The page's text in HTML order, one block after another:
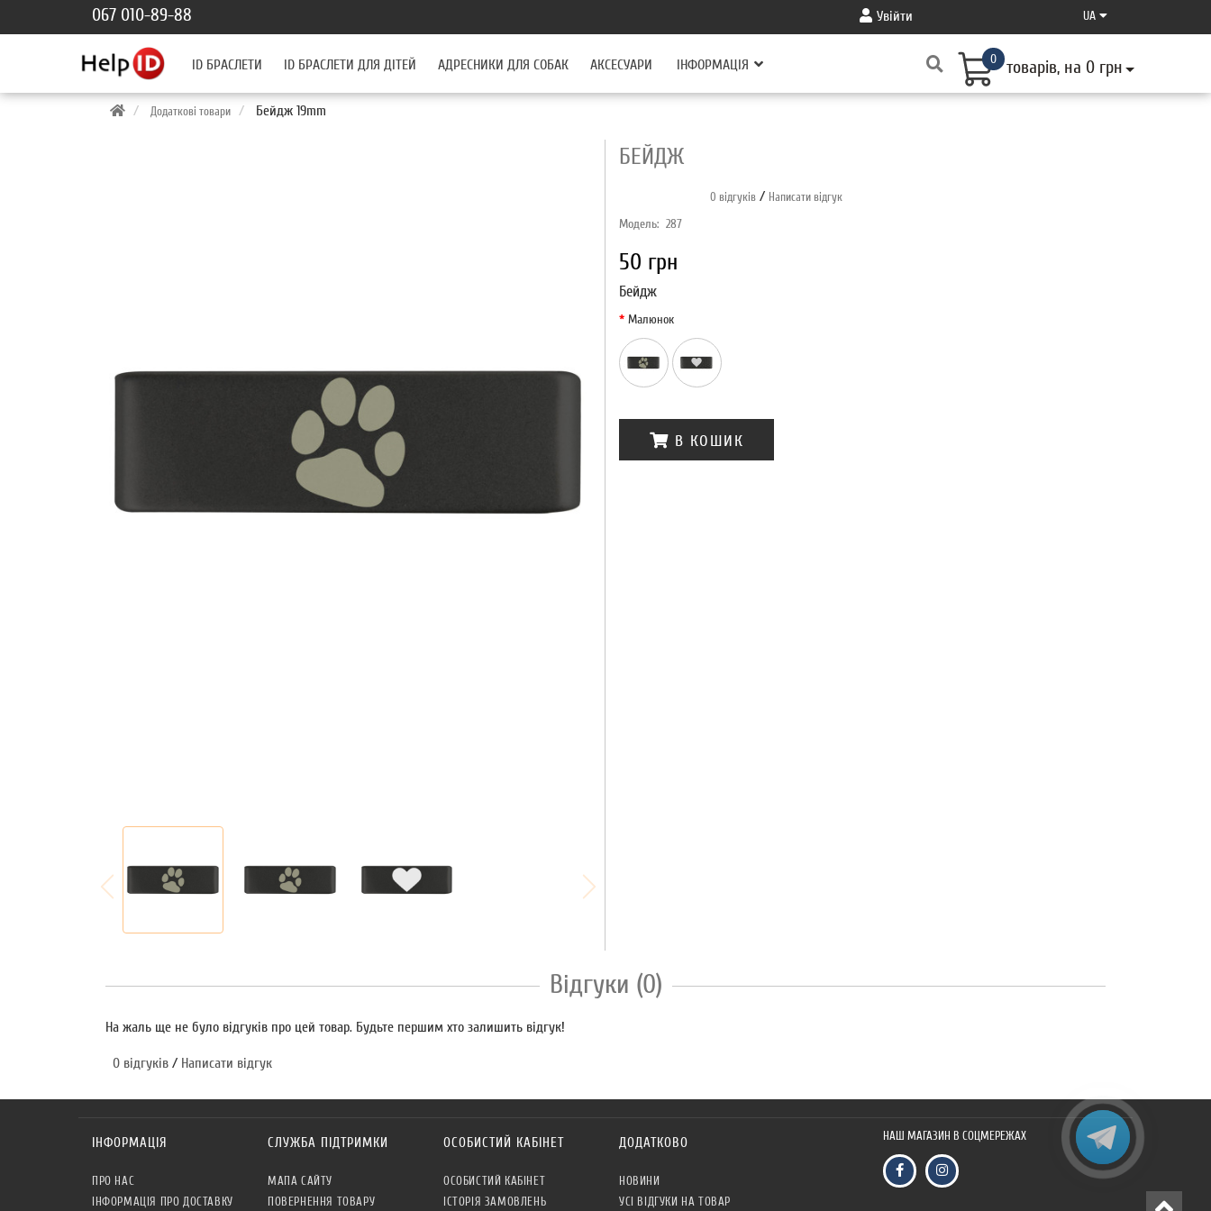
UA
067 010-89-88 Увійти
ID БРАСЛЕТИ ID БРАСЛЕТИ ДЛЯ ДІТЕЙ АДРЕСНИКИ ДЛЯ СОБАК АКСЕСУАРИ ІНФОРМАЦІЯ 0 товарів, на 0 грн
Додаткові товари Бейдж 19mm
БЕЙДЖ
0 відгуків / Написати відгук
Модель: 287
50 грн
Бейдж
Малюнок
В КОШИК
Відгуки (0)
На жаль ще не було відгуків про цей товар. Будьте першим хто залишить відгук!
0 відгуків / Написати відгук
ІНФОРМАЦІЯ
ПРО НАС
ІНФОРМАЦІЯ ПРО ДОСТАВКУ
СЛУЖБА ПІДТРИМКИ
МАПА САЙТУ
ПОВЕРНЕННЯ ТОВАРУ
ОСОБИСТИЙ КАБІНЕТ
ОСОБИСТИЙ КАБІНЕТ
ІСТОРІЯ ЗАМОВЛЕНЬ
ДОДАТКОВО
НОВИНИ
УСІ ВІДГУКИ НА ТОВАР
НАШ МАГАЗИН В СОЦМЕРЕЖАХ